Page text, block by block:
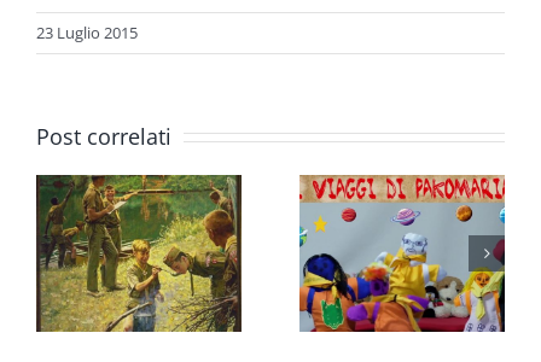
23 Luglio 2015
Post correlati
I viaggi di
Pakomaria
LA
TECNICA
IN
BRANCA
L/L (dal